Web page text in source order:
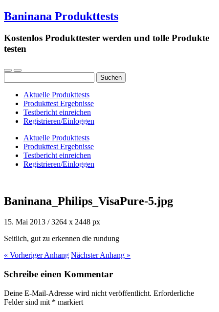
Baninana Produkttests
Kostenlos Produkttester werden und tolle Produkte
testen
nach:
Aktuelle Produkttests
Produkttest Ergebnisse
Testbericht einreichen
Registrieren/Einloggen
Aktuelle Produkttests
Produkttest Ergebnisse
Testbericht einreichen
Registrieren/Einloggen
Baninana_Philips_VisaPure-5.jpg
15. Mai 2013 /3264 x 2448 px
Seitlich, gut zu erkennen die rundung
« VorherigerAnhang NächsterAnhang »
Schreibe einen Kommentar
Deine E-Mail-Adresse wird nicht veröffentlicht. Erforderliche
Felder sind mit * markiert